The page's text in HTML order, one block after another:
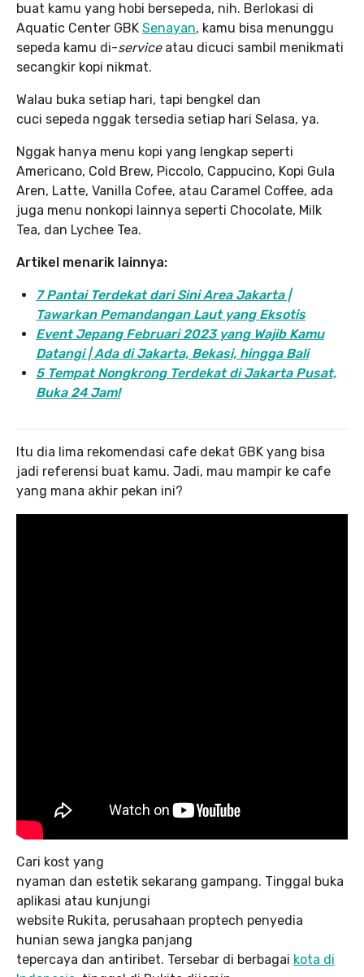
buat kamu yang hobi bersepeda, nih. Berlokasi di
Aquatic Center GBK Senayan, kamu bisa menunggu
sepeda kamu di-service atau dicuci sambil menikmati
secangkir kopi nikmat.
Walau buka setiap hari, tapi bengkel dan
cuci sepeda nggak tersedia setiap hari Selasa, ya.
Nggak hanya menu kopi yang lengkap seperti
Americano, Cold Brew, Piccolo, Cappucino, Kopi Gula
Aren, Latte, Vanilla Cofee, atau Caramel Coffee, ada
juga menu nonkopi lainnya seperti Chocolate, Milk
Tea, dan Lychee Tea.
Artikel menarik lainnya:
7 Pantai Terdekat dari Sini Area Jakarta |
Tawarkan Pemandangan Laut yang Eksotis
Event Jepang Februari 2023 yang Wajib Kamu
Datangi | Ada di Jakarta, Bekasi, hingga Bali
5 Tempat Nongkrong Terdekat di Jakarta Pusat,
Buka 24 Jam!
Itu dia lima rekomendasi cafe dekat GBK yang bisa
jadi referensi buat kamu. Jadi, mau mampir ke cafe
yang mana akhir pekan ini?
Cari kost yang
nyaman dan estetik sekarang gampang. Tinggal buka
aplikasi atau kunjungi
website Rukita, perusahaan proptech penyedia
hunian sewa jangka panjang
tepercaya dan antiribet. Tersebar di berbagai kota di